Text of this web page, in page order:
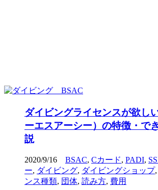
ダイビングライセンスが欲し
ーエスアーシー）の特徴・で
説
2020/9/16 BSAC, Cカード, PADI,
ー, ダイビング, ダイビングショップ,
ンス種類, 団体, 読み方, 費用